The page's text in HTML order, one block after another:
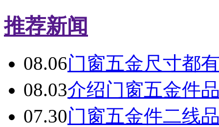
推荐新闻
08.06门窗五金尺寸都
08.03介绍门窗五金件
07.30门窗五金件二线